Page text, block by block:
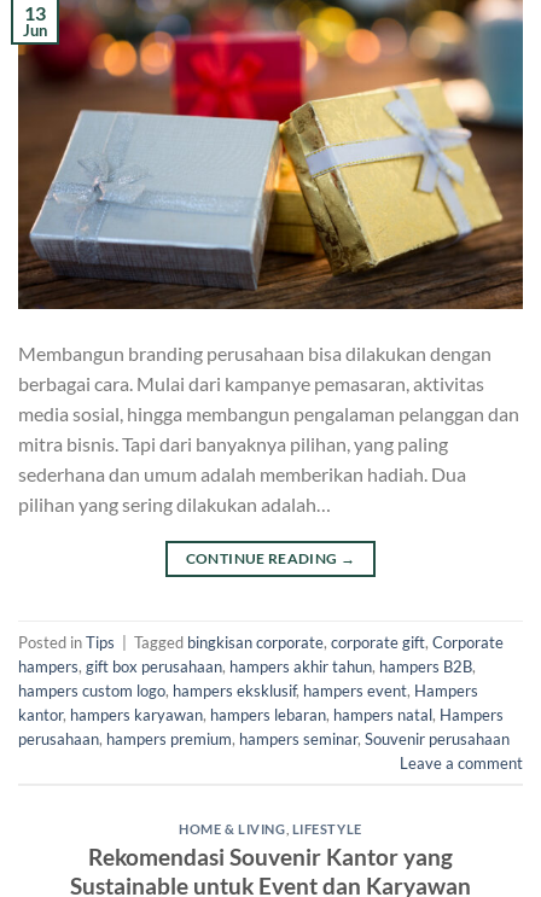
13
Jun
Membangun branding perusahaan bisa dilakukan dengan
berbagai cara. Mulai dari kampanye pemasaran, aktivitas
media sosial, hingga membangun pengalaman pelanggan dan
mitra bisnis. Tapi dari banyaknya pilihan, yang paling
sederhana dan umum adalah memberikan hadiah. Dua
pilihan yang sering dilakukan adalah…
CONTINUE READING →
Posted inTips Tagged bingkisan corporate, corporate gift, Corporate
hampers, gift box perusahaan, hampers akhir tahun, hampers B2B,
hampers custom logo, hampers eksklusif, hampers event, Hampers
kantor, hampers karyawan, hampers lebaran, hampers natal, Hampers
perusahaan, hampers premium, hampers seminar, Souvenir perusahaan
Leave a comment
HOME & LIVING LIFESTYLE
Rekomendasi Souvenir Kantor yang
Sustainable untuk Event dan Karyawan